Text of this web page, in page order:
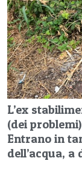
L’ex
(dei
Entrano in
dell’acqua,